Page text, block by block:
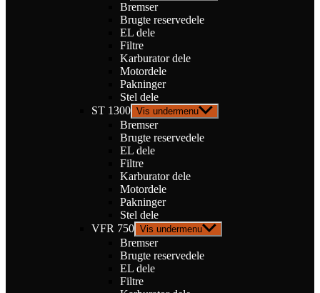
Bremser
Brugte reservedele
EL dele
Filtre
Karburator dele
Motordele
Pakninger
Stel dele
ST 1300 Vis undermenu
Bremser
Brugte reservedele
EL dele
Filtre
Karburator dele
Motordele
Pakninger
Stel dele
VFR 750 Vis undermenu
Bremser
Brugte reservedele
EL dele
Filtre